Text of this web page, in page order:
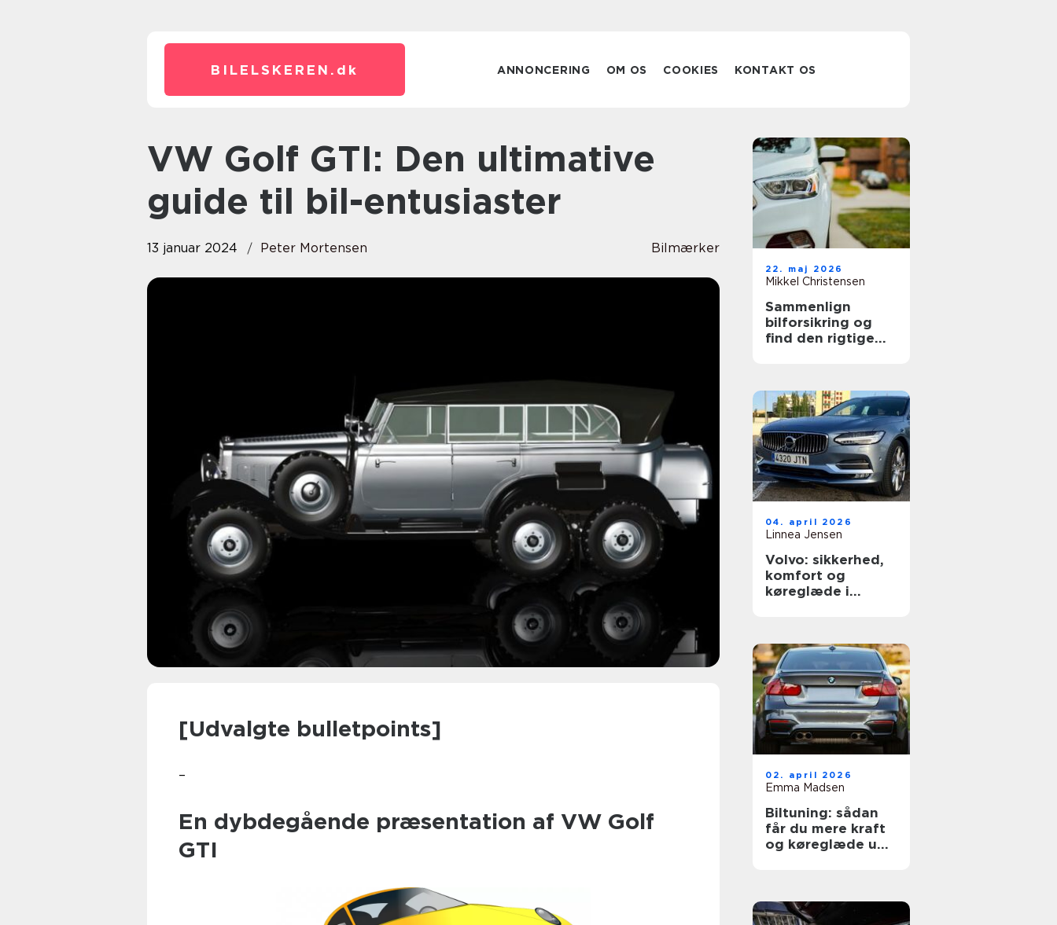
BILELSKEREN. dk ANNONCERING OM OS COOKIES KONTAKT OS
VW Golf GTI: Den ultimative
guide til bil-entusiaster
13 januar 2024 Peter Mortensen Bilmærker
[Udvalgte bulletpoints]
–
En dybdegående præsentation af VW Golf
GTI
22. maj 2026
Mikkel Christensen
Sammenlign
bilforsikring og
find den rigtige
04. april 2026
Linnea Jensen
Volvo: sikkerhed,
komfort og
køreglæde i
02. april 2026
Emma Madsen
Biltuning: sådan
får du mere kraft
og køreglæde ud